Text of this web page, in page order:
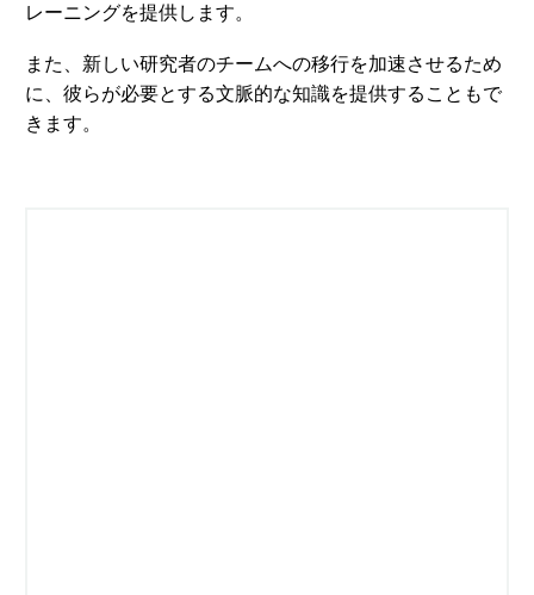
レーニングを提供します。
また、新しい研究者のチームへの移行を加速させるため
に、彼らが必要とする文脈的な知識を提供することもで
きます。